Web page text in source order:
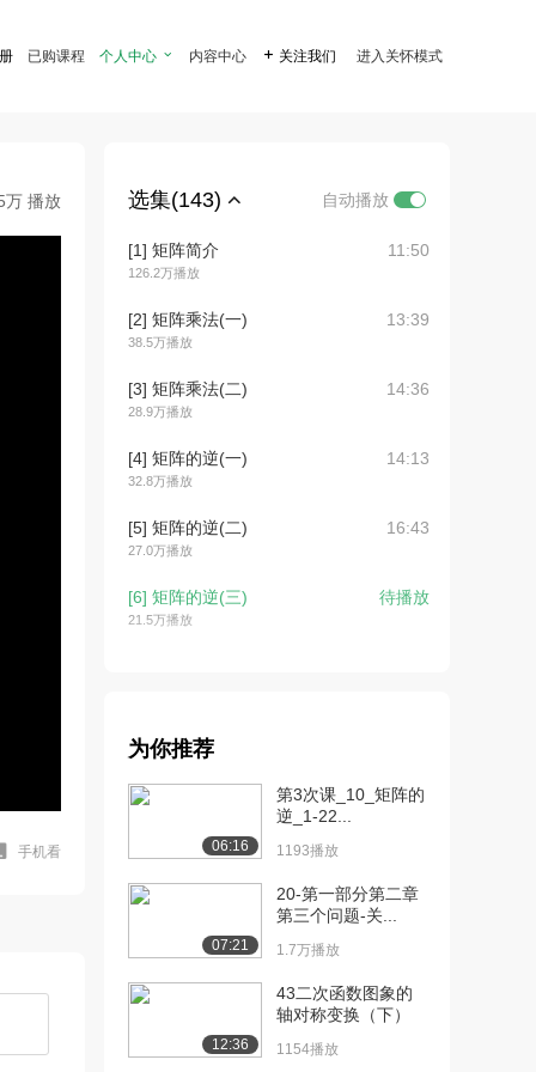
已购课程 个人中心  内容中心  关注我们 进入关怀模式
万 播放
手机看
选集(143) 自动播放
[1] 矩阵简介
126.2万播放
11:50
[2] 矩阵乘法(一)
38.5万播放
13:39
[3] 矩阵乘法(二)
28.9万播放
14:36
[4] 矩阵的逆(一)
32.8万播放
14:13
[5] 矩阵的逆(二)
27.0万播放
16:43
[6] 矩阵的逆(三)
21.5万播放
待播放
[8] 矩阵法求向量组合
17.0万播放
[9] 奇异矩阵 14:26
14.4万播放
[11] 求解三元方程组
16:30
为你推荐
06:16
第3次课_10_矩阵的
逆_1-22...
1193播放
07:21
20-第一部分第二章
第三个问题-关...
1.7万播放
12:36
43二次函数图象的
轴对称变换（下）
1154播放